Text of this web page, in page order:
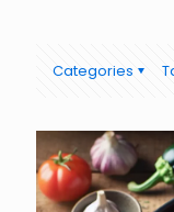
Categories